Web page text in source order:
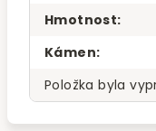
Hmotnost:
Kámen:
Položka byla